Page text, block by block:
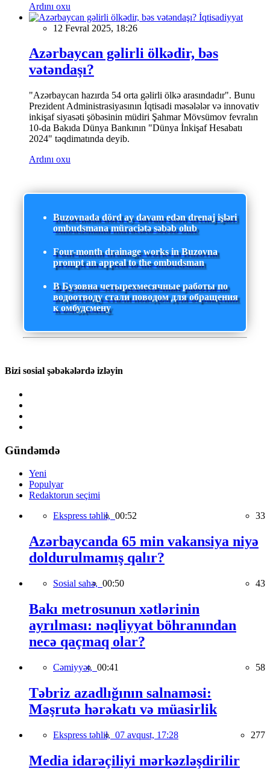
Ardını oxu
İqtisadiyyat
12 Fevral 2025, 18:26
Azərbaycan gəlirli ölkədir, bəs
vətəndaşı?
"Azərbaycan hazırda 54 orta gəlirli ölkə arasındadır". Bunu
Prezident Administrasiyasının İqtisadi məsələlər və innovativ
inkişaf siyasəti şöbəsinin müdiri Şahmar Mövsümov fevralın
10-da Bakıda Dünya Bankının "Dünya İnkişaf Hesabatı
2024" təqdimatında deyib.
Ardını oxu
Buzovnada dörd ay davam edən drenaj işləri
ombudsmana müraciətə səbəb olub
Four-month drainage works in Buzovna
prompt an appeal to the ombudsman
В Бузовна четырехмесячные работы по
водоотводу стали поводом для обращения
к омбудсмену
Bizi sosial şəbəkələrdə izləyin
Gündəmdə
Yeni
Populyar
Redaktorun seçimi
Ekspress təhlil, 00:52 33
Azərbaycanda 65 min vakansiya niyə
doldurulmamış qalır?
Sosial sahə, 00:50 43
Bakı metrosunun xətlərinin
ayrılması: nəqliyyat böhranından
necə qaçmaq olar?
Cəmiyyət, 00:41 58
Təbriz azadlığının salnaməsi:
Məşrutə hərəkatı və müasirlik
Ekspress təhlil, 07 avqust, 17:28 277
Media idarəçiliyi mərkəzləşdirilir